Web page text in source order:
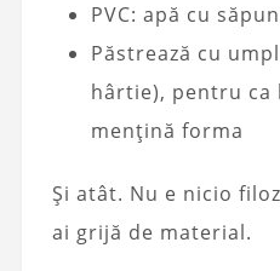
PVC: apă cu
Păstrează cu
hârtie), pentru ca
mențină forma
Și atât. Nu e nicio
ai grijă de material.